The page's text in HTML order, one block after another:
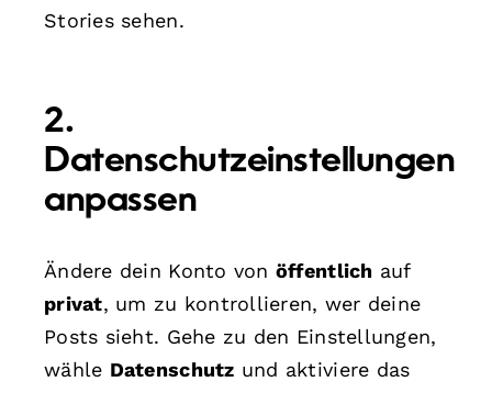
Stories sehen.
2.
Datenschutzeinstellungen
anpassen
Ändere dein Konto von öffentlich auf
privat, um zu kontrollieren, wer deine
Posts sieht. Gehe zu den Einstellungen,
wähle Datenschutz und aktiviere das